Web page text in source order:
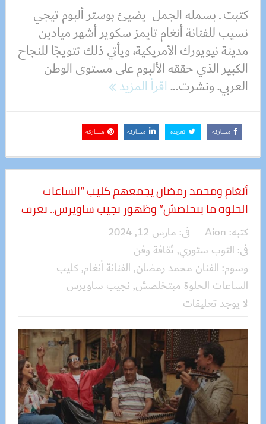
كتبت ـ بسمله الجمل يضيئ بوستر ألبوم تيجي
نسيب للفنانة أنغام تايمز سكوير أشهر ميادين
مدينة نيويورك الأمريكية، ويأتي ذلك تتويجًا للنجاح
الكبير الذي حققه الألبوم على مستوى الوطن
العربي. ونشرت...اقرأ المزيد
مشاركة تغريدة مشاركة مشاركة
أنغام ومحمد رمضان يجمعهم كليب “الساعات
الحلوه ما بتخلصش” وظهور نجيب ساويرس.. تعرف
كتبه: Aion فى: مارس 12, 2024
فى: التوب ستوري, ثقافة وفن
وسوم: الفنان محمد رمضان, الفنانة أنغام,كليب
الساعات الحلوة مبتخلصش, نجيب ساويرس
لا يوجد تعليقات